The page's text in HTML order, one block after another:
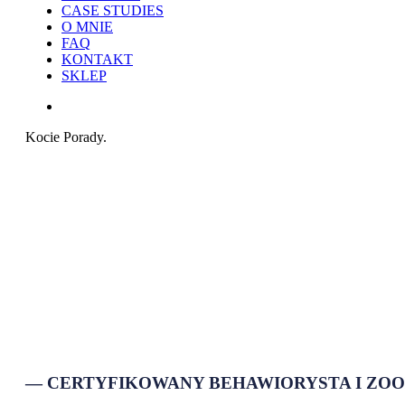
CASE STUDIES
O MNIE
FAQ
KONTAKT
SKLEP
Kocie Porady.
— CERTYFIKOWANY BEHAWIORYSTA I